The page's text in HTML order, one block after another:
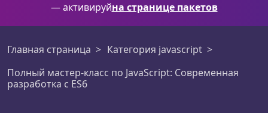
— активируйна странице пакетов
Главная страница
Категория javascript
Полный мастер-класс по JavaScript: Современная
разработка с ES6